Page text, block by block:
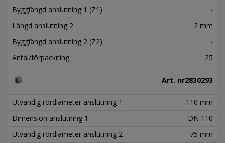
Bygglängd anslutning 1 (Z1)
-
Längd anslutning 2
2 mm
Bygglängd anslutning 2 (Z2)
-
Antal/förpackning
25
Art. nr2830293
Utvändig rördiameter anslutning 1
110 mm
Dimension anslutning 1
DN 110
Utvändig rördiameter anslutning 2
75 mm